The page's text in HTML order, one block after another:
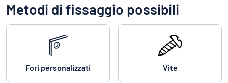
Metodi di fissaggio possibili
Fori personalizzati Vite